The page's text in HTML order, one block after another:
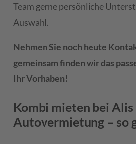
Team gerne persönliche
Auswahl.
Nehmen Sie noch heute
gemeinsam finden wir das
Ihr Vorhaben!
Kombi mieten bei Alis
Autovermietung – so